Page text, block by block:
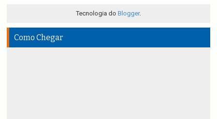
Tecnologia do Blogger.
Como Chegar